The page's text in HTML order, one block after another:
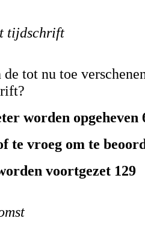
tijdschrift
tot nu toe
worden opgeheven
te vroeg om te
voortgezet 129